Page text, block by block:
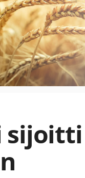
sijoitti